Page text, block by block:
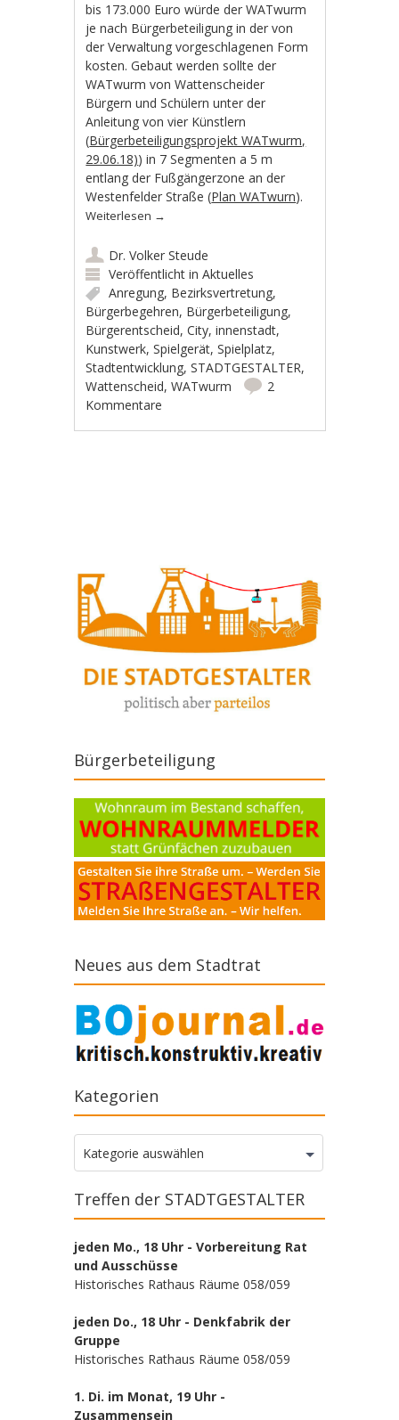
bis 173.000 Euro würde der WATwurm
je nach Bürgerbeteiligung in der von
der Verwaltung vorgeschlagenen Form
kosten. Gebaut werden sollte der
WATwurm von Wattenscheider
Bürgern und Schülern unter der
Anleitung von vier Künstlern
(Bürgerbeteiligungsprojekt WATwurm,
29.06.18)) in 7 Segmenten a 5 m
entlang der Fußgängerzone an der
Westenfelder Straße (Plan WATwurn).
Weiterlesen →
Dr. Volker Steude
Veröffentlicht inAktuelles
Anregung, Bezirksvertretung,
Bürgerbegehren, Bürgerbeteiligung,
Bürgerentscheid,City,innenstadt,
Kunstwerk,Spielgerät,Spielplatz,
Stadtentwicklung,STADTGESTALTER,
Wattenscheid,WATwurm
2
Kommentare
Bürgerbeteiligung
Neues aus dem Stadtrat
Kategorien
Kategorien
Kategorie auswählen
Treffen der STADTGESTALTER
jeden Mo., 18 Uhr - Vorbereitung Rat
und Ausschüsse
Historisches Rathaus Räume 058/059
jeden Do., 18 Uhr - Denkfabrik der
Gruppe
Historisches Rathaus Räume 058/059
1. Di. im Monat, 19 Uhr -
Zusammensein